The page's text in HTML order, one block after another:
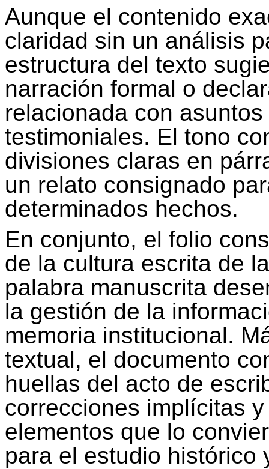
Aunque el contenido
claridad sin un análisis
estructura del texto
narración formal o
relacionada con
testimoniales. El tono
divisiones claras en
un relato consignado
determinados hechos.
En conjunto, el folio
de la cultura escrita de
palabra manuscrita
la gestión de la
memoria institucional.
textual, el documento
huellas del acto de
correcciones implícitas
elementos que lo
para el estudio histórico